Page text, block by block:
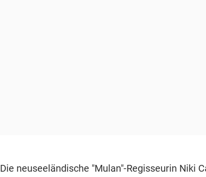
Die neuseeländische "Mulan"-Regisseurin Niki